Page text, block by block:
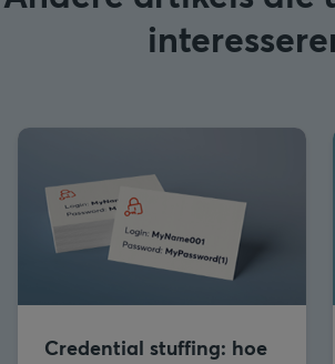
Credential stuffing: hoe